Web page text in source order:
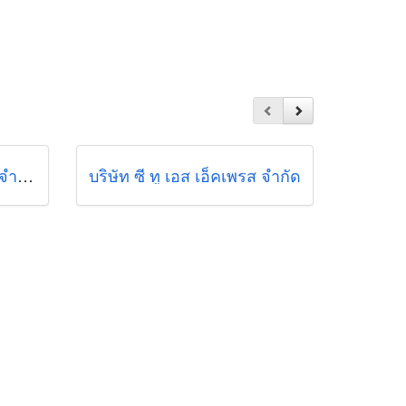
บริษัท คอนวอย โปรดักซ์ จำกัด บริษัท ซี ทู เอส เอ็คเพรส จำกัด